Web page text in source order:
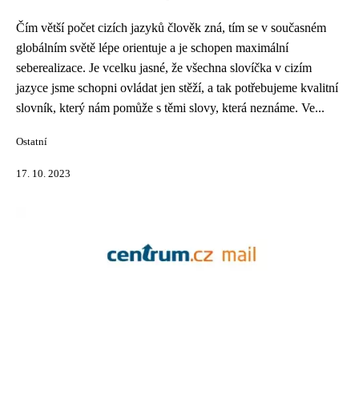
Čím větší počet cizích jazyků člověk zná, tím se v současném
globálním světě lépe orientuje a je schopen maximální
seberealizace. Je vcelku jasné, že všechna slovíčka v cizím
jazyce jsme schopni ovládat jen stěží, a tak potřebujeme kvalitní
slovník, který nám pomůže s těmi slovy, která neznáme. Ve...
Ostatní
17. 10. 2023